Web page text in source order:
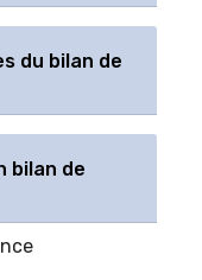
du bilan de
bilan de